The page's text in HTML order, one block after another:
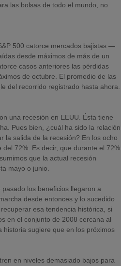
las bolsas de todo el mundo, no
500 catorce mercados bajistas —
desde máximos de más de un
casos anteriores las pérdidas
de octubre. El promedio de las
del recorrido registrado hasta ahora.
una recesión en EEUU. Ésta tiene
Pues bien, ¿cuál ha sido la relación
la salida de la recesión? En los ocho
72%. Es decir, que durante el 72%
que la actual recesión
mayo o junio.
los beneficios llegaron a
desde entonces y lo sucedido
esa tendencia histórica, si
en el conjunto de 2008 cercana al
historia sugiere que en los próximos
en niveles demasiado bajos para